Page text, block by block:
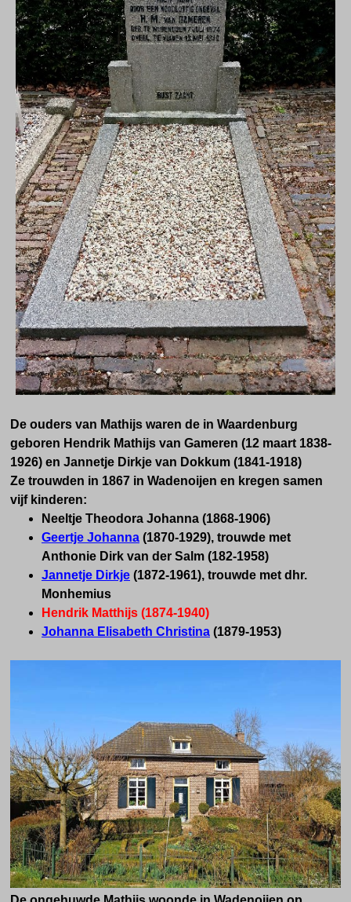
De ouders van Mathijs waren de in Waardenburg
geboren Hendrik Mathijs van Gameren (12 maart 1838-
1926) en Jannetje Dirkje van Dokkum (1841-1918)
Ze trouwden in 1867 in Wadenoijen en kregen samen
vijf kinderen:
Neeltje Theodora Johanna (1868-1906)
Geertje Johanna (1870-1929), trouwde met
Anthonie Dirk van der Salm (182-1958)
Jannetje Dirkje (1872-1961), trouwde met dhr.
Monhemius
Hendrik Matthijs (1874-1940)
Johanna Elisabeth Christina (1879-1953)